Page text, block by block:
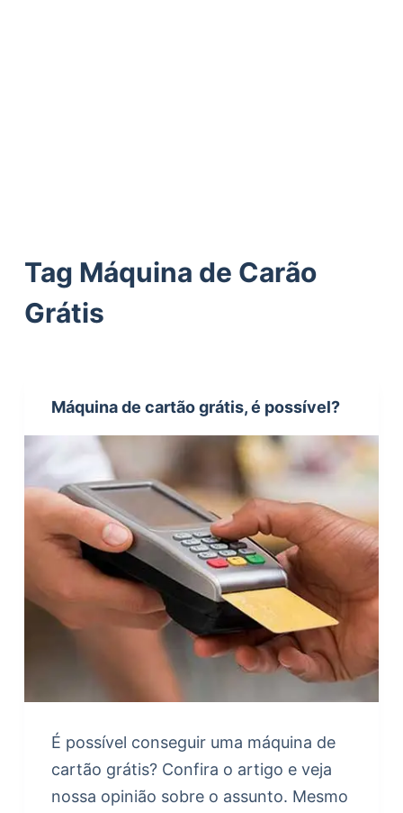
Tag Máquina de Carão
Grátis
Máquina de cartão grátis, é possível?
É possível conseguir uma máquina de
cartão grátis? Confira o artigo e veja
nossa opinião sobre o assunto. Mesmo